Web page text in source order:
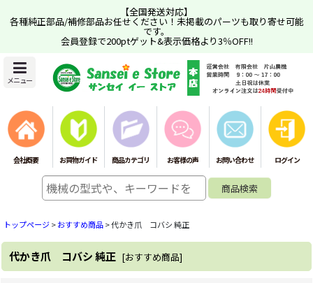
【全国発送対応】
各種純正部品/補修部品お任せください！未掲載のパーツも取り寄せ可能
です。
会員登録で200ptゲット&表示価格より3％OFF!!
メニュー
会社概要 お買物ガイド 商品カテゴリ お客様の声 お問い合わせ ログイン
トップページ>おすすめ商品>代かき爪 コバシ 純正
代かき爪 コバシ 純正 [おすすめ商品]